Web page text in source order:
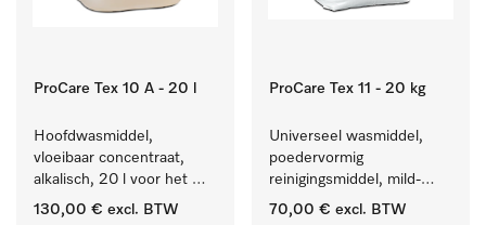
ProCare Tex 10 A - 20 l
Hoofdwasmiddel,
vloeibaar concentraat,
alkalisch, 20 l voor het
reinigen van wit wasgoed
130,00 € excl. BTW
ProCare Tex 11 - 20 kg
Universeel wasmiddel,
poedervormig
reinigingsmiddel, mild-
alkalisch, 20 kg voor het
70,00 € excl. BTW